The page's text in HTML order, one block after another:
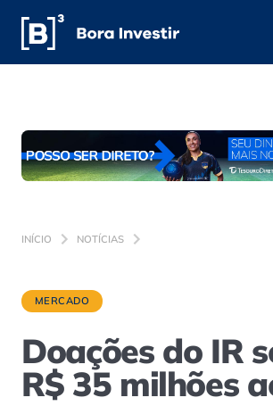
INÍCIO NOTÍCIAS
MERCADO
Doações do IR
R$ 35 milhões